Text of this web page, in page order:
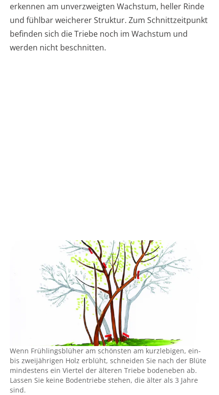
erkennen am unverzweigten Wachstum, heller Rinde
und fühlbar weicherer Struktur. Zum Schnittzeitpunkt
befinden sich die Triebe noch im Wachstum und
werden nicht beschnitten.
Wenn Frühlingsblüher am schönsten am kurzlebigen, ein-
bis zweijährigen Holz erblüht, schneiden Sie nach der Blüte
mindestens ein Viertel der älteren Triebe bodeneben ab.
Lassen Sie keine Bodentriebe stehen, die älter als 3 Jahre
sind.